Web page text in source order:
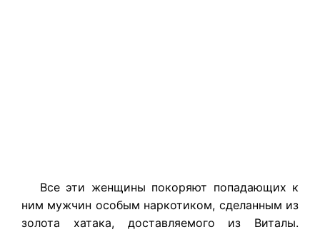
Все эти женщины покоряют попадающих к
ним мужчин особым наркотиком, сделанным из
золота хатака, доставляемого из Виталы.